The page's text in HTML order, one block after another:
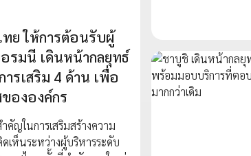
ย ให้การต้อนรับผู้
รมนี เดินหน้ากลยุทธ์
รเสริม 4 ด้าน เพื่อ
ององค์กร
คัญในการเสริมสร้างความ
เห็นระหว่างผู้บริหารระดับ